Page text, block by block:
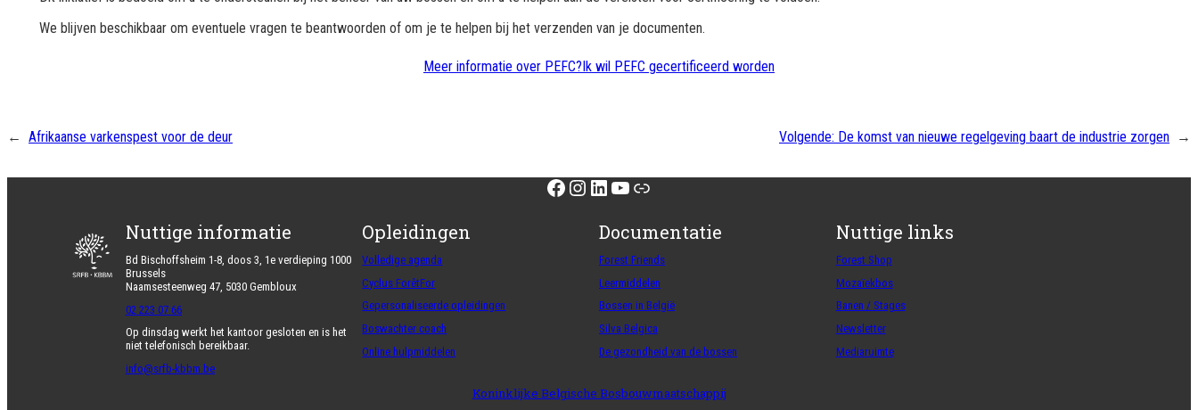
We blijven beschikbaar om eventuele vragen te beantwoorden of om je te helpen bij het verzenden van je documenten.
Meer informatie over PEFC? Ik wil PEFC gecertificeerd worden
← Afrikaanse varkenspest voor de deur Volgende: De komst van nieuwe regelgeving baart de industrie zorgen →
Facebook
Instagram
LinkedIn
YouTube
Link
Nuttige informatie
Bd Bischoffsheim 1-8, doos 3, 1e verdieping 1000
Brussels
Naamsesteenweg 47, 5030 Gembloux
02 223 07 66
Op dinsdag werkt het kantoor gesloten en is het
niet telefonisch bereikbaar.
info@srfb-kbbm.be
Opleidingen
Volledige agenda
Cyclus ForêtFor
Gepersonaliseerde opleidingen
Boswachter coach
Online hulpmiddelen
Documentatie
Forest Friends
Leermiddelen
Bossen in België
Silva Belgica
De gezondheid van de bossen
Nuttige links
Forest Shop
Mozaïekbos
Banen / Stages
Newsletter
Mediaruimte
Koninklijke Belgische Bosbouwmaatschappij